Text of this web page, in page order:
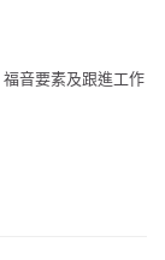
音要素及跟進工作